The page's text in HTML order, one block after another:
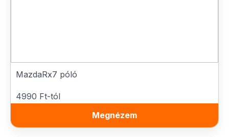
MazdaRx7 póló
4990 Ft-tól
Megnézem